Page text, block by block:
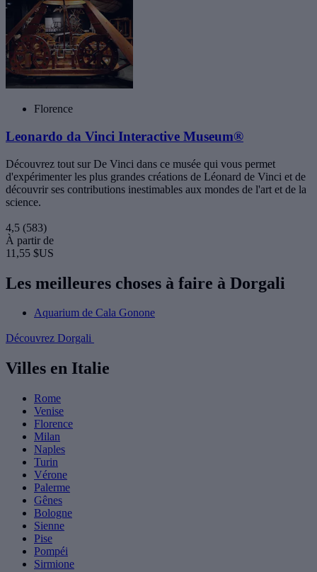
Florence
Leonardo da Vinci Interactive Museum®
Découvrez tout sur De Vinci dans ce musée qui vous permet
d'expérimenter les plus grandes créations de Léonard de Vinci et de
découvrir ses contributions inestimables aux mondes de l'art et de la
science.
4,5 (583)
À partir de
11,55 $US
Les meilleures choses à faire à Dorgali
Aquarium de Cala Gonone
Découvrez Dorgali
Villes en Italie
Rome
Venise
Florence
Milan
Naples
Turin
Vérone
Palerme
Gênes
Bologne
Sienne
Pise
Pompéi
Sirmione